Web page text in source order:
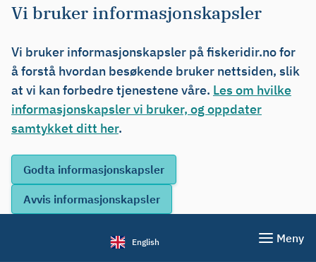
Vi bruker informasjonskapsler
Vi bruker informasjonskapsler på fiskeridir.no for
å forstå hvordan besøkende bruker nettsiden, slik
at vi kan forbedre tjenestene våre. Les om hvilke
informasjonskapsler vi bruker, og oppdater
samtykket ditt her.
English Meny